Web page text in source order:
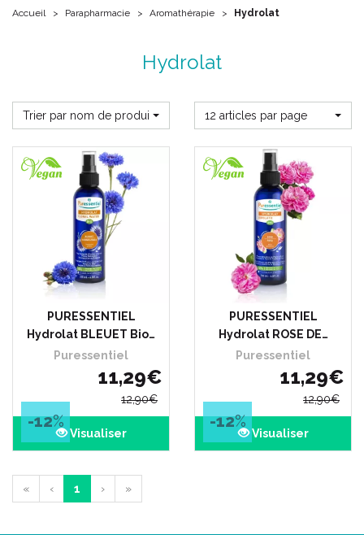
Accueil Parapharmacie Aromathérapie Hydrolat
Hydrolat
Trier par nom de produit 12 articles par page
PURESSENTIEL
Hydrolat BLEUET Bio…
Puressentiel
11,29€
12,90€
-12%
Visualiser
PURESSENTIEL
Hydrolat ROSE DE…
Puressentiel
11,29€
12,90€
-12%
Visualiser
« ‹ 1 › »